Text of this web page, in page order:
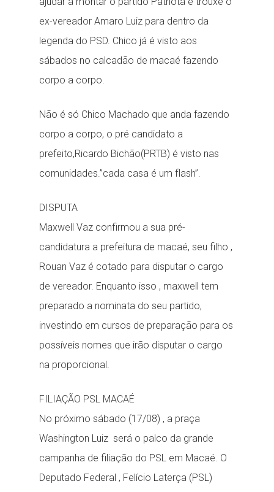
ex-vereador Amaro Luiz para dentro da
legenda do PSD. Chico já é visto aos
sábados no calcadão de macaé fazendo
corpo a corpo.
Não é só Chico Machado que anda fazendo
corpo a corpo, o pré candidato a
prefeito,Ricardo Bichão(PRTB) é visto nas
comunidades.”cada casa é um flash”.
DISPUTA
Maxwell Vaz confirmou a sua pré-
candidatura a prefeitura de macaé, seu filho ,
Rouan Vaz é cotado para disputar o cargo
de vereador. Enquanto isso , maxwell tem
preparado a nominata do seu partido,
investindo em cursos de preparação para os
possíveis nomes que irão disputar o cargo
na proporcional.
FILIAÇÃO PSL MACAÉ
No próximo sábado (17/08) , a praça
Washington Luiz será o palco da grande
campanha de filiação do PSL em Macaé. O
Deputado Federal , Felício Laterça (PSL)